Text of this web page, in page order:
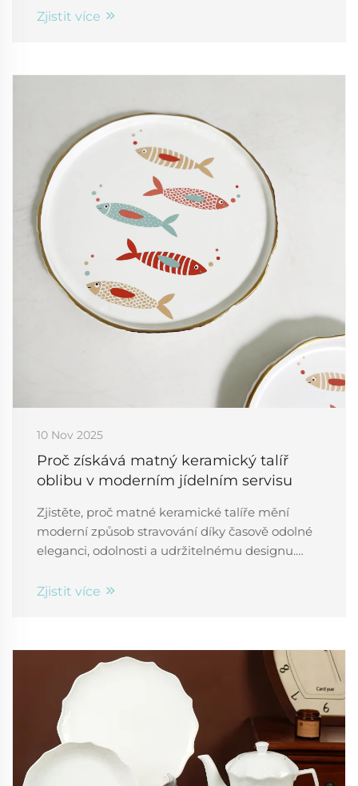
Zjistit více
10 Nov 2025
Proč získává matný keramický talíř
oblibu v moderním jídelním servisu
Zjistěte, proč matné keramické talíře mění
moderní způsob stravování díky časově odolné
eleganci, odolnosti a udržitelnému designu.
výhody ještě dnes.
Zjistit více